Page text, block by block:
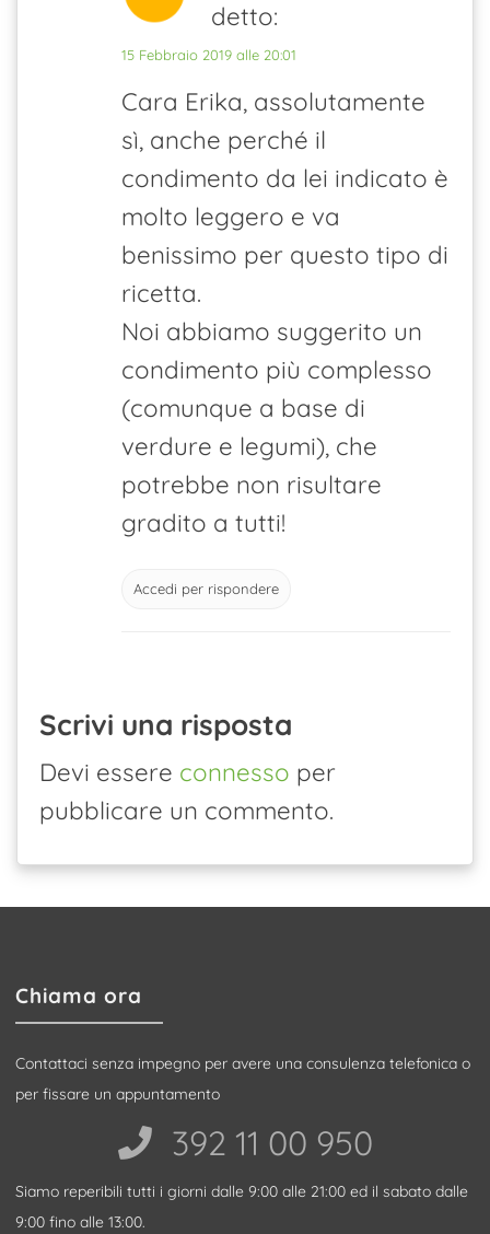
detto:
15 Febbraio 2019 alle 20:01
Cara Erika, assolutamente
sì, anche perché il
condimento da lei indicato è
molto leggero e va
benissimo per questo tipo di
ricetta.
Noi abbiamo suggerito un
condimento più complesso
(comunque a base di
verdure e legumi), che
potrebbe non risultare
gradito a tutti!
Accedi per rispondere
Scrivi una risposta
Devi essere connesso per
pubblicare un commento.
Chiama ora
Contattaci senza impegno per avere una consulenza telefonica o
per fissare un appuntamento
392 11 00 950‬
Siamo reperibili tutti i giorni dalle 9:00 alle 21:00 ed il sabato dalle
9:00 fino alle 13:00.